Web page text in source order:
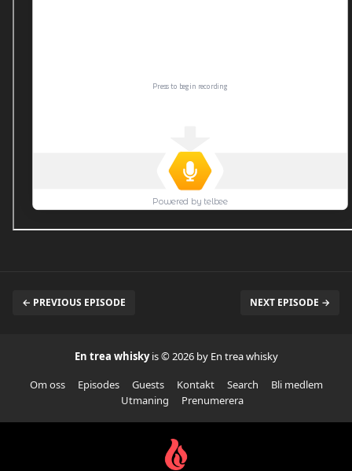
← PREVIOUS EPISODE NEXT EPISODE →
En trea whiskyis © 2026 by En trea whisky
Om oss
Episodes Guests Kontakt Search
Bli medlem
Utmaning
Prenumerera